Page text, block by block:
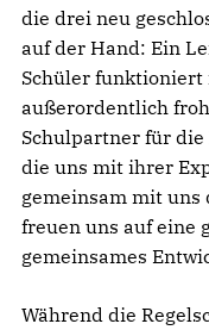
die drei neu
auf der Hand: Ein
Schüler funktioniert
außerordentlich
Schulpartner für
die uns mit ihrer
gemeinsam mit
freuen uns auf eine
gemeinsames
Während die